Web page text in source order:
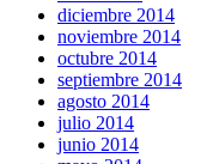
diciembre 2014
noviembre 2014
octubre 2014
septiembre 2014
agosto 2014
julio 2014
junio 2014